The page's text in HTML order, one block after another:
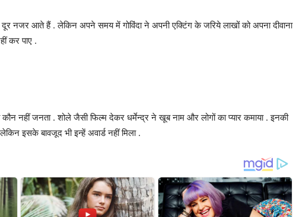
दूर नजर आते हैं . लेकिन अपने समय में गोविंदा ने अपनी एक्टिंग के जरिये लाखों को अपना दीवाना
कर पाए .
नहीं जनता . शोले जैसी फिल्म देकर धर्मेन्द्र ने खूब नाम और लोगों का प्यार कमाया . इनकी
इसके बावजूद भी इन्हें अवार्ड नहीं मिला .